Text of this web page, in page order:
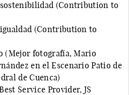
(Contribution to
(Contribution to
(Mejor fotografía, Mario
en el Escenario Patio de
de Cuenca)
Service Provider, JS